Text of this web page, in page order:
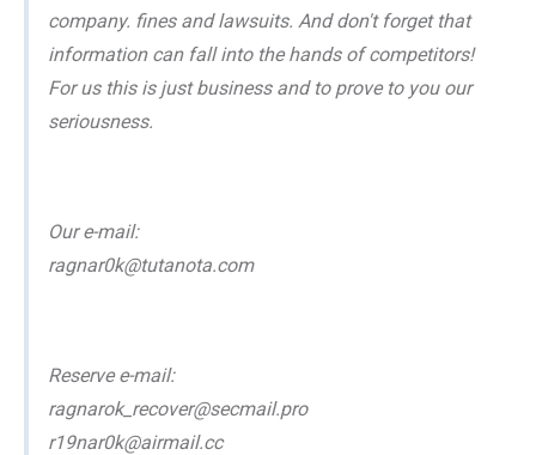
company. fines and lawsuits. And don't forget that
information can fall into the hands of competitors!
For us this is just business and to prove to you our
seriousness.
Our e-mail:
ragnar0k@tutanota.com
Reserve e-mail:
ragnarok_recover@secmail.pro
r19nar0k@airmail.cc